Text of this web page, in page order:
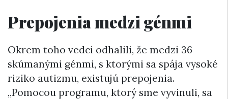
Prepojenia medzi génmi
Okrem toho vedci odhalili, že medzi 36
skúmanými génmi, s ktorými sa spája vysoké
riziko autizmu, existujú prepojenia.
„Pomocou programu, ktorý sme vyvinuli, sa